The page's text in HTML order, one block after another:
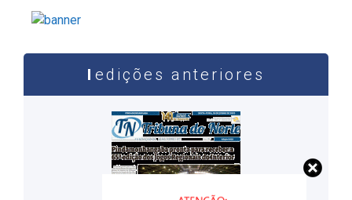
edições anteriores